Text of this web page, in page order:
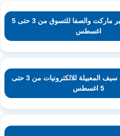
عروض ك ام هايبر ماركت والصفا للتسوق من 3 حتى 5
اغسطس
عروض مارك اند سيف المعبيلة للالكترونيات من 3 حتى
5 اغسطس